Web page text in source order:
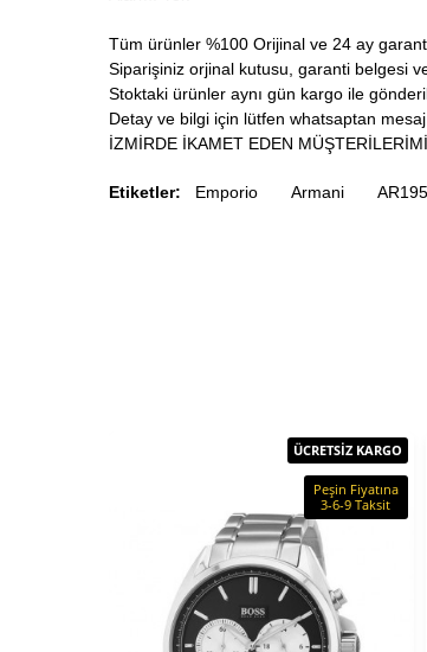
Tüm ürünler %100 Orijinal ve 24 ay
Siparişiniz orjinal kutusu, garanti belgesi
Stoktaki ürünler aynı gün kargo ile
Detay ve bilgi için lütfen whatsaptan
İZMİRDE İKAMET EDEN
Etiketler: Emporio Armani
ÜCRETSİZ KARGO
Peşin Fiyatına
3-6-9 Taksit